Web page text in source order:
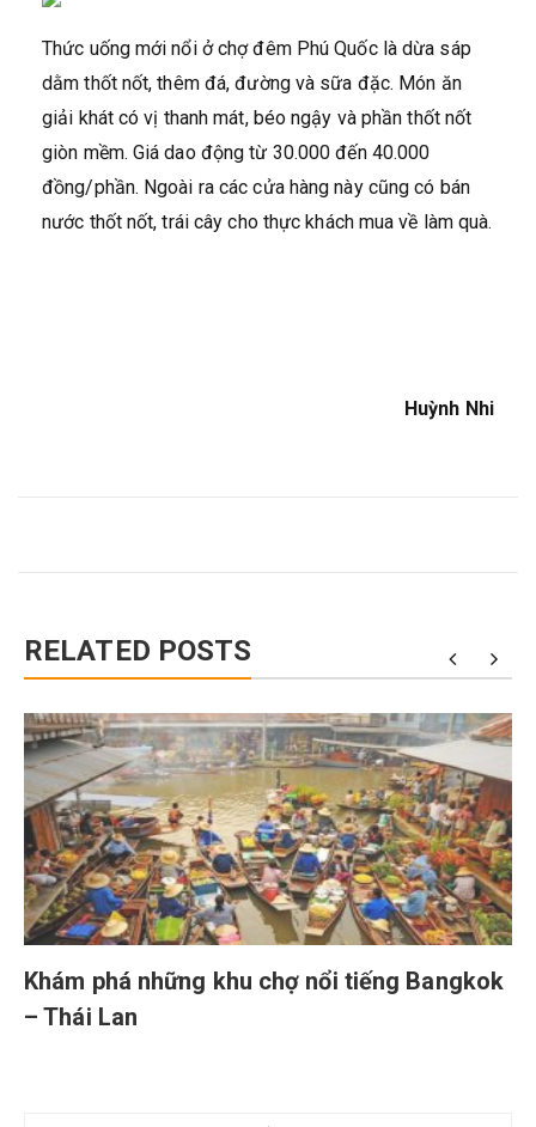
Thức uống mới nổi ở chợ đêm Phú Quốc là dừa sáp
dằm thốt nốt, thêm đá, đường và sữa đặc. Món ăn
giải khát có vị thanh mát, béo ngậy và phần thốt nốt
giòn mềm. Giá dao động từ 30.000 đến 40.000
đồng/phần. Ngoài ra các cửa hàng này cũng có bán
nước thốt nốt, trái cây cho thực khách mua về làm quà.
Huỳnh Nhi
RELATED POSTS
Khám phá những khu chợ nổi tiếng Bangkok
– Thái Lan